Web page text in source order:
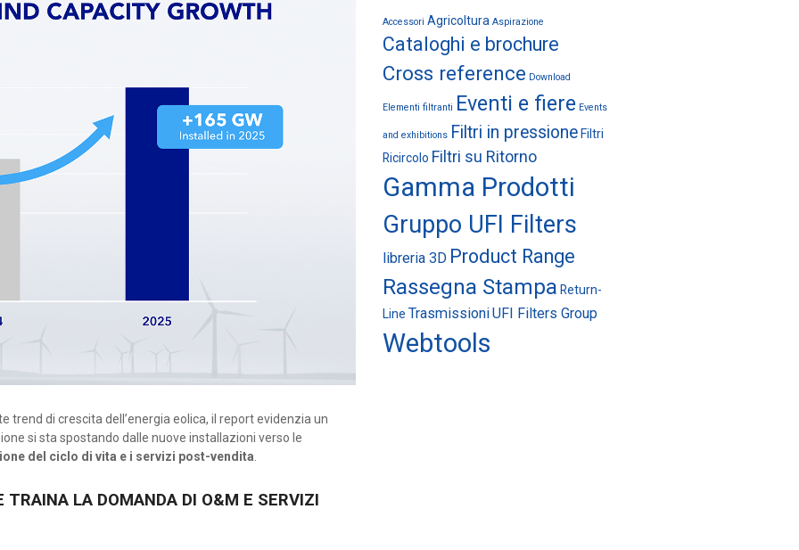
trend di crescita dell’energia eolica, il report evidenzia un
si sta spostando dalle nuove installazioni verso le
del ciclo di vita e i servizi post-vendita.
TRAINA LA DOMANDA DI O&M E SERVIZI
Accessori Agricoltura Aspirazione
Cataloghi e brochure
Cross reference Download
Elementi filtranti Eventi e fiere Events
and exhibitions Filtri in pressione Filtri
Ricircolo Filtri su Ritorno
Gamma Prodotti
Gruppo UFI Filters
libreria 3D Product Range
Rassegna Stampa Return-
Line TrasmissioniUFI Filters Group
Webtools